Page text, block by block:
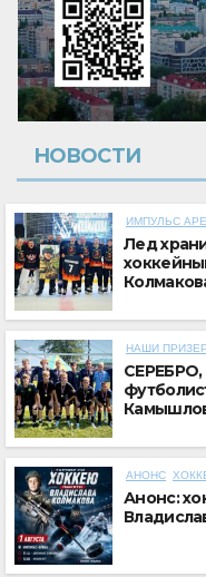
НОВОСТИ
ИМПУЛЬС
Лед
НАШИ
СЕРЕБРО,
АНОНС
Анонс: